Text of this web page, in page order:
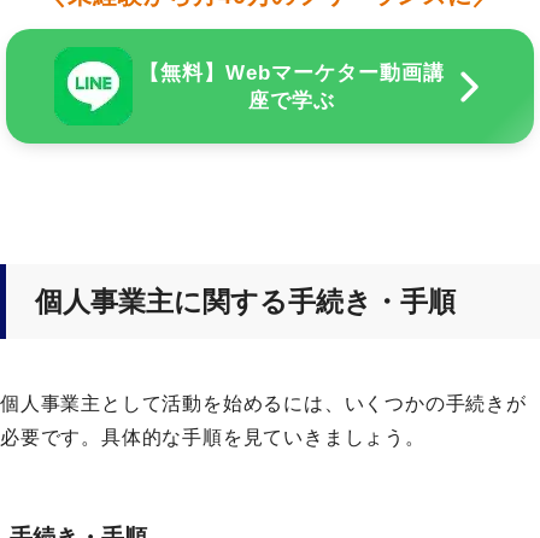
【無料】Webマーケター動画講
座で学ぶ
個人事業主に関する手続き・手順
個人事業主として活動を始めるには、いくつかの手続きが
必要です。具体的な手順を見ていきましょう。